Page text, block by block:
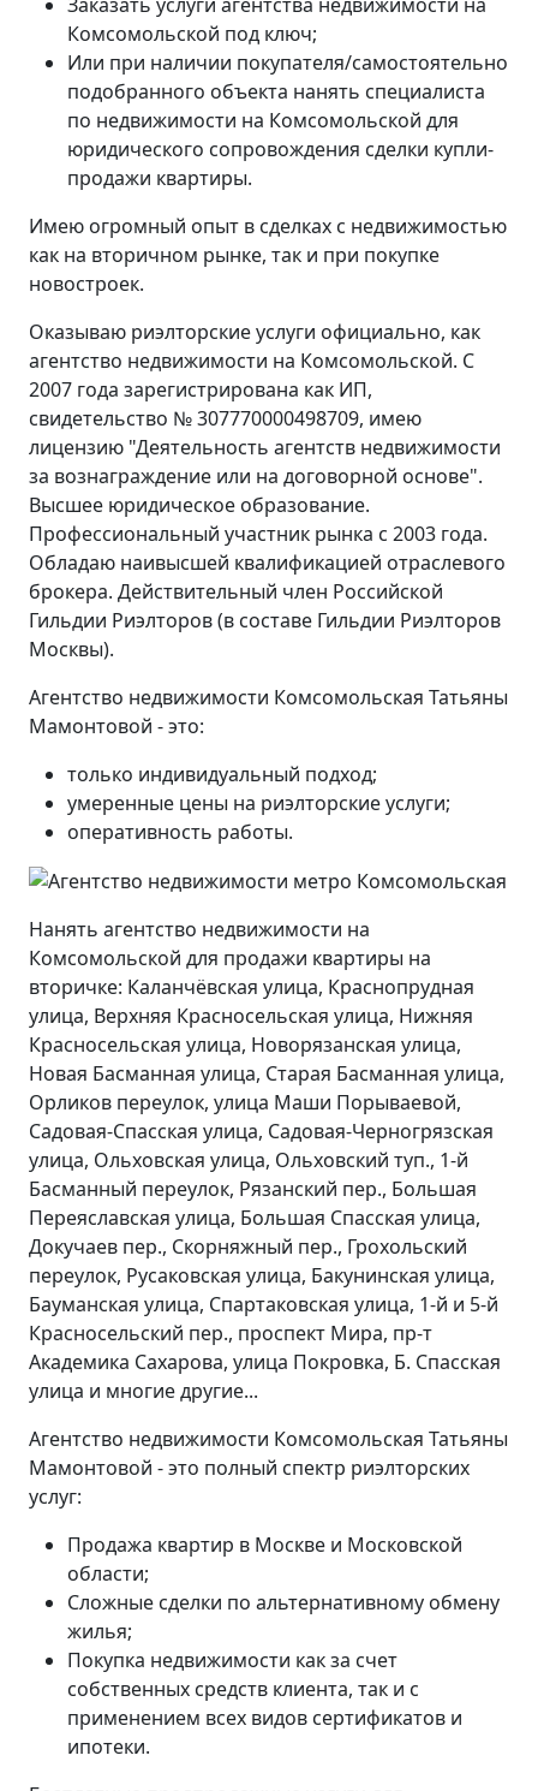
Комсомольской под ключ;
Или при наличии покупателя/самостоятельно
подобранного объекта нанять специалиста
по недвижимости на Комсомольской для
юридического сопровождения сделки купли-
продажи квартиры.
Имею огромный опыт в сделках с недвижимостью
как на вторичном рынке, так и при покупке
новостроек.
Оказываю риэлторские услуги официально, как
агентство недвижимости на Комсомольской. С
2007 года зарегистрирована как ИП,
свидетельство № 307770000498709, имею
лицензию "Деятельность агентств недвижимости
за вознаграждение или на договорной основе".
Высшее юридическое образование.
Профессиональный участник рынка с 2003 года.
Обладаю наивысшей квалификацией отраслевого
брокера. Действительный член Российской
Гильдии Риэлторов (в составе Гильдии Риэлторов
Москвы).
Агентство недвижимости Комсомольская Татьяны
Мамонтовой - это:
только индивидуальный подход;
умеренные цены на риэлторские услуги;
оперативность работы.
Нанять агентство недвижимости на
Комсомольской для продажи квартиры на
вторичке: Каланчёвская улица, Краснопрудная
улица, Верхняя Красносельская улица, Нижняя
Красносельская улица, Новорязанская улица,
Новая Басманная улица, Старая Басманная улица,
Орликов переулок, улица Маши Порываевой,
Садовая-Спасская улица, Садовая-Черногрязская
улица, Ольховская улица, Ольховский туп., 1-й
Басманный переулок, Рязанский пер., Большая
Переяславская улица, Большая Спасская улица,
Докучаев пер., Скорняжный пер., Грохольский
переулок, Русаковская улица, Бакунинская улица,
Бауманская улица, Спартаковская улица, 1-й и 5-й
Красносельский пер., проспект Мира, пр-т
Академика Сахарова, улица Покровка, Б. Спасская
улица и многие другие...
Агентство недвижимости Комсомольская Татьяны
Мамонтовой - это полный спектр риэлторских
услуг:
Продажа квартир в Москве и Московской
области;
Сложные сделки по альтернативному обмену
жилья;
Покупка недвижимости как за счет
собственных средств клиента, так и с
применением всех видов сертификатов и
ипотеки.